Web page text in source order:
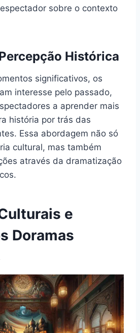
sobre o contexto
Histórica
significativos, os
interesse pelo passado,
a aprender mais
história por trás das
Essa abordagem não só
cultural, mas também
através da dramatização
e
Doramas